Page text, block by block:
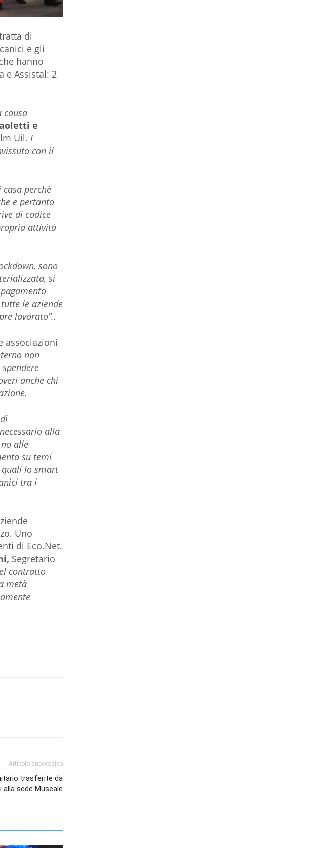
di
e gli
hanno
e Assistal: 2
causa
e
Uil. I
con il
perchè
e pertanto
di codice
attività
sono
si
le aziende
lavorato”..
associazioni
non
anche chi
alla
alle
su temi
quali lo smart
tra i
Uno
di Eco.Net.
Segretario
contratto
metà
Articolo successivo
trasferite da
alla sede Museale